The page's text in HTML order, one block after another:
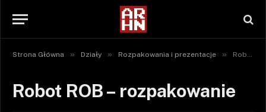
Strona Główna » Działy » Rozpakowania i prezentacje » Robot ROB – rozpakowanie
Robot ROB – rozpakowanie